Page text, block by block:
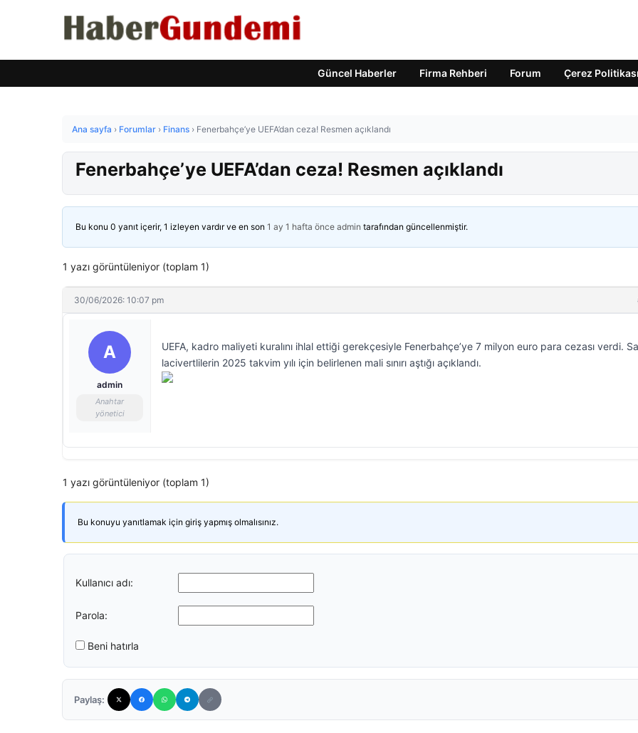
Güncel Haberler Firma Rehberi Forum Çerez Politikası
Ana sayfa › Forumlar › Finans › Fenerbahçe’ye UEFA’dan ceza! Resmen açıklandı
Fenerbahçe’ye UEFA’dan ceza! Resmen açıklandı
Bu konu 0 yanıt içerir, 1 izleyen vardır ve en son 1 ay 1 hafta önce admin tarafından güncellenmiştir.
1 yazı görüntüleniyor (toplam 1)
30/06/2026: 10:07 pm
A
admin
Anahtar
yönetici
UEFA, kadro maliyeti kuralını ihlal ettiği gerekçesiyle Fenerbahçe’ye 7 milyon euro para cezası verdi.
lacivertlilerin 2025 takvim yılı için belirlenen mali sınırı aştığı açıklandı.
1 yazı görüntüleniyor (toplam 1)
Bu konuyu yanıtlamak için giriş yapmış olmalısınız.
Kullanıcı adı:
Parola:
Beni hatırla
Paylaş: